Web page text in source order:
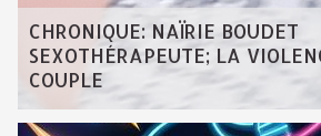
CHRONIQUE: NAÏRIE BOUDET
SEXOTHÉRAPEUTE; LA
COUPLE